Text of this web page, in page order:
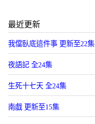
最近更新
我儅臥底這件事 更新至22集
夜語記 全24集
生死十七天 全24集
南戯 更新至15集